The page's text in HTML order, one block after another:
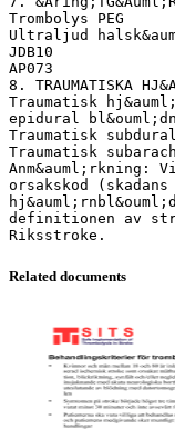
Trombolys PEG
Ultraljud
JDB10
AP073
8. TRAUMATISKA
Traumatisk
epidural
Traumatisk
Traumatisk
Anm&auml;rkning:
orsakskod
definitionen av
Related documents